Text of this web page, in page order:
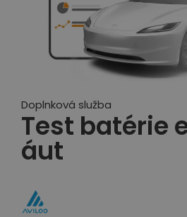
Doplnková služba
Test batérie
áut